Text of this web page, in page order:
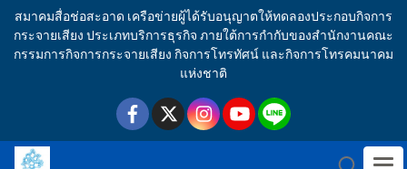
สมาคมสื่อช่อสะอาด เครือข่ายผู้ได้รับอนุญาตให้ทดลองประกอบกิจการ
กระจายเสียง ประเภทบริการธุรกิจ ภายใต้การกำกับของสำนักงานคณะ
กรรมการกิจการกระจายเสียง กิจการโทรทัศน์ และกิจการโทรคมนาคม
แห่งชาติ